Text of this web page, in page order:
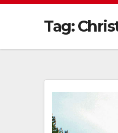
Tag: